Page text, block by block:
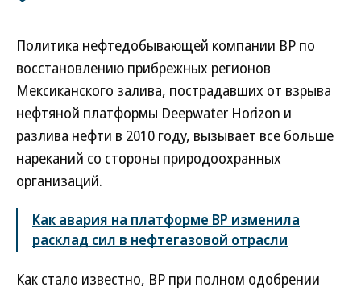
Политика нефтедобывающей компании BP по
восстановлению прибрежных регионов
Мексиканского залива, пострадавших от взрыва
нефтяной платформы Deepwater Horizon и
разлива нефти в 2010 году, вызывает все больше
нареканий со стороны природоохранных
организаций.
Как авария на платформе ВР изменила
расклад сил в нефтегазовой отрасли
Как стало известно, BP при полном одобрении